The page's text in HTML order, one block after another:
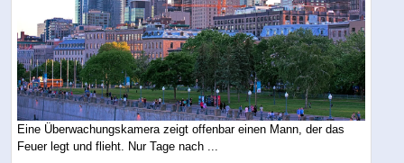
Eine Überwachungskamera zeigt offenbar einen Mann, der das
Feuer legt und flieht. Nur Tage nach ...